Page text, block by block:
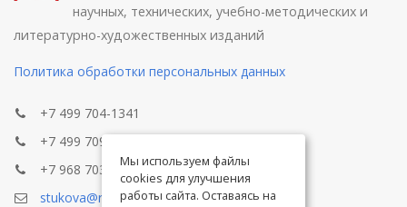
научных, технических, учебно-методических и
литературно-художественных изданий
Политика обработки персональных данных
+7 499 704-1341
+7 499 709-8104
+7 968 703-8433
stukova@rae.ru
Мы используем файлы
cookies для улучшения
работы сайта. Оставаясь на